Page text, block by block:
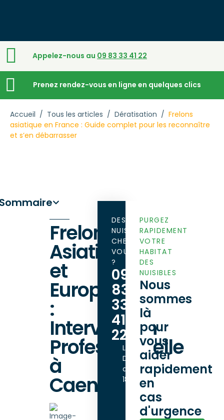
Appelez-nous au 09 83 33 41 22
Prenez rendez-vous en ligne en quelques clics
Accueil / Tous les articles / Dératisation / Frelons
asiatique en France : Guide complet pour les reconnaître
et s’en débarrasser
Frelons
Asiatiques
et
Européens
:
Intervention
Professionnelle
à
Caen
DES
NUISIBLES
CHEZ
VOUS
?
09
83
33
41
22
Lundi -
Dimanche
de 9h00 à
18h00
PURGEZ
RAPIDEMENT
VOTRE
HABITAT
DES
NUISIBLES
Nous
sommes
là
pour
vous
aider
rapidement
en
cas
d'urgence